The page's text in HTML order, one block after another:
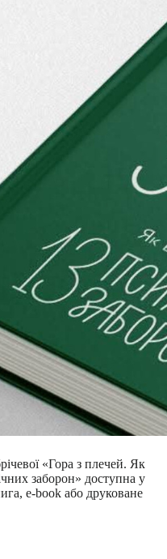
«Гора з плечей. Як
заборон» доступна у
e-book або друковане